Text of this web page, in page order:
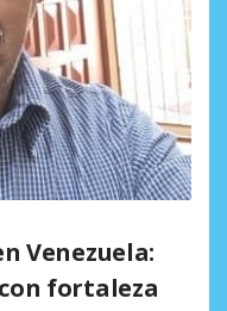
Venezuela:
fortaleza